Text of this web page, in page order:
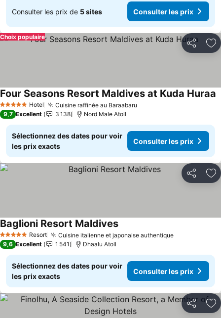
Consulter les prix de 5 sites Consulter les prix
Partager
Choix populaire
5 Étoiles Hotel Cuisine raffinée au Baraabaru
Four Seasons Resort Maldives at Kuda Huraa
9,7 Excellent 3 138 Nord Male Atoll
Sélectionnez des dates pour voir
les prix exacts
Consulter les prix
Partager
5 Étoiles Resort Cuisine italienne et japonaise authentique
Baglioni Resort Maldives
9,6 Excellent 1 541 Dhaalu Atoll
Sélectionnez des dates pour voir
les prix exacts
Consulter les prix
Partager